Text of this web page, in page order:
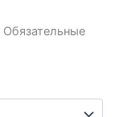
Обязательные